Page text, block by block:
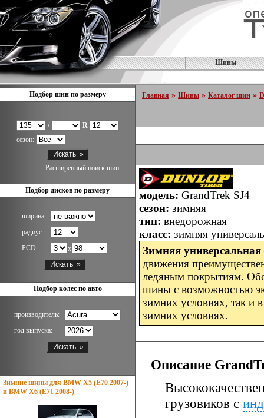
Шины
Подбор шин по размеру
/
R
сезон:
Расширенный поиск шин
Подбор дисков по размеру
ширина:
радиус:
PCD:
x
Подбор колес по авто
производитель:
год выпуска:
Зимние шины для BMW X5 (E70 2007-)
и BMW X6 (E71 2008-)
Главная » Шины » Каталог шин »
модель: GrandTrek SJ4
сезон: зимняя
тип: внедорожная
класс: зимняя
Зимняя универсальная
движения
ледяным покрытиям.
шины с возможностью
зимних условиях, так и
зимних условиях.
Описание
грузовиков с